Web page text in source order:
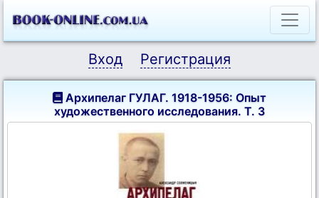
Вход Регистрация
Архипелаг ГУЛАГ. 1918-1956: Опыт
художественного исследования. Т. 3